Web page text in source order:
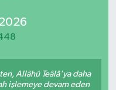
Allâhü Teâlâ'ya daha
işlemeye devam eden